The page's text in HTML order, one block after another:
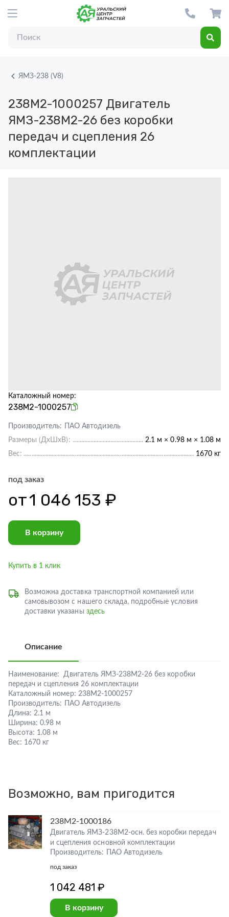
ЯМЗ-238 (V8)
238М2-1000257 Двигатель
ЯМЗ-238М2-26 без коробки
передач и сцепления 26
комплектации
Каталожный номер:
238М2-1000257
Производитель:
ПАО Автодизель
Размеры (ДхШхВ):
2.1 м × 0.98 м × 1.08 м
Вес:
1670 кг
под заказ
от1 046 153 ₽
В корзину
Купить в 1 клик
Возможна доставка транспортной компанией или
самовывозом с нашего склада, подробные условия
доставки указаны здесь
Описание
Наименование:
Двигатель ЯМЗ-238М2-26 без коробки
передач и сцепления 26 комплектации
Каталожный номер: 238М2-1000257
Производитель:
ПАО Автодизель
Длина: 2.1 м
Ширина: 0.98 м
Высота: 1.08 м
Вес: 1670 кг
Возможно, вам пригодится
238М2-1000186
Двигатель ЯМЗ-238М2-осн. без коробки передач
и сцепления основной комплектации
Производитель: ПАО Автодизель
под заказ
1 042 481 ₽
В корзину